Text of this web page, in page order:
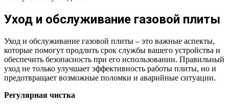
Уход и обслуживание газовой плиты
Уход и обслуживание газовой плиты – это важные аспекты,
которые помогут продлить срок службы вашего устройства и
обеспечить безопасность при его использовании. Правильный
уход не только улучшает эффективность работы плиты, но и
предотвращает возможные поломки и аварийные ситуации.
Регулярная чистка